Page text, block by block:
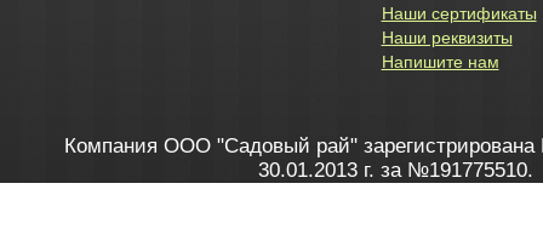
Наши сертификаты
Наши реквизиты
Напишите нам
Компания ООО "Садовый рай" зарегистрирована
30.01.2013 г. за №191775510.